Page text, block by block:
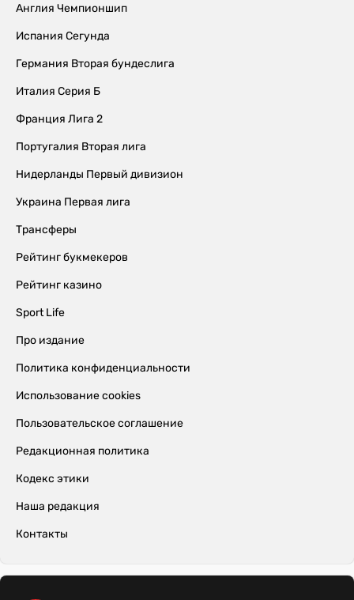
Англия Чемпионшип
Испания Сегунда
Германия Вторая бундеслига
Италия Серия Б
Франция Лига 2
Португалия Вторая лига
Нидерланды Первый дивизион
Украина Первая лига
Трансферы
Рейтинг букмекеров
Рейтинг казино
Sport Life
Про издание
Политика конфиденциальности
Использование cookies
Пользовательское соглашение
Редакционная политика
Кодекс этики
Наша редакция
Контакты